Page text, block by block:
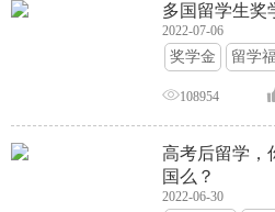
多国留学生奖
2022-07-06
奖学金 留学
108954
高考后留学，
国么？
2022-06-30